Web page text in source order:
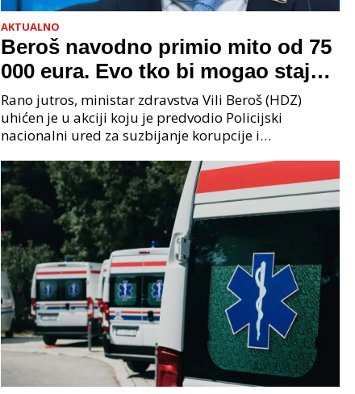
AKTUALNO
Beroš navodno primio mito od 75
000 eura. Evo tko bi mogao stajati
na čelu zločinačkog udruženja
Rano jutros, ministar zdravstva Vili Beroš (HDZ)
uhićen je u akciji koju je predvodio Policijski
nacionalni ured za suzbijanje korupcije i
priopćenju USKOK